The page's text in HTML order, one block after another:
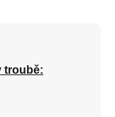
troubě: